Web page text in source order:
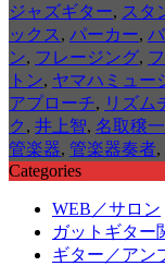
ジャズギター, スタ
ックス , パーカー,
ン, フレージング,
トン, ヤマハミュー
アプローチ, リズム
ク , 井上智, 名取穣
管楽器, 管楽器奏者,
Categories
WEB／サロン
ガットギター
ギター／アン